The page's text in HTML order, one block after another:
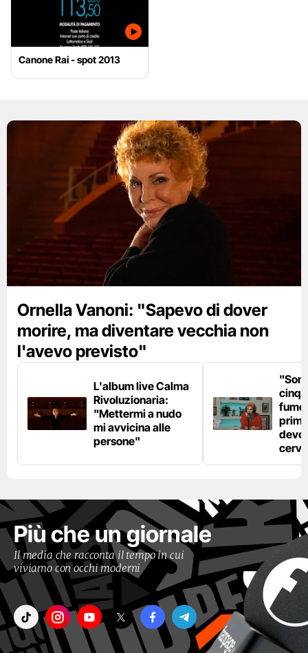
Canone Rai - spot 2013
Ornella Vanoni: "Sapevo di dover
morire, ma diventare vecchia non
l'avevo previsto"
L'album live Calma
Rivoluzionaria:
"Mettermi a nudo
mi avvicina alle
persone"
fumo
devo
Più che un giornale
Il media che racconta il tempo in cui
viviamo con occhi moderni